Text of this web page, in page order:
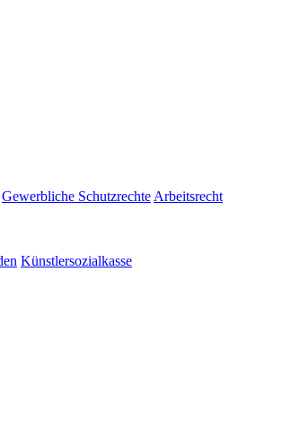
Gewerbliche Schutzrechte Arbeitsrecht
Künstlersozialkasse